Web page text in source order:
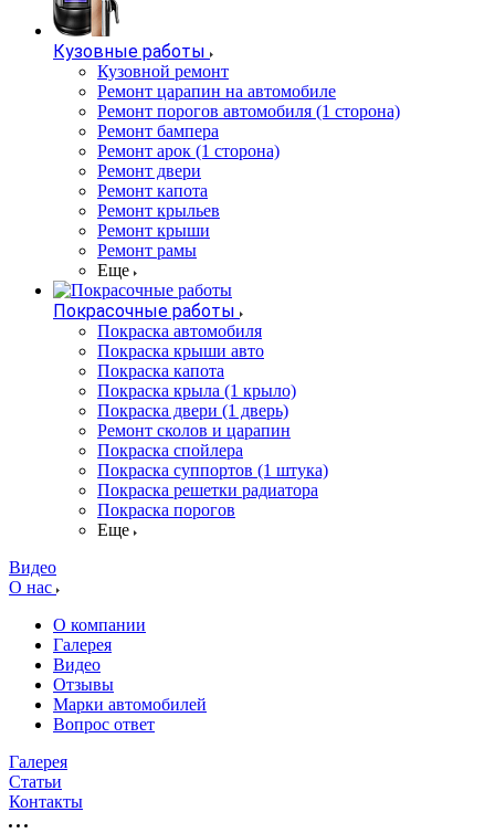
Кузовные работы
Кузовной ремонт
Ремонт царапин на автомобиле
Ремонт порогов автомобиля (1 сторона)
Ремонт бампера
Ремонт арок (1 сторона)
Ремонт двери
Ремонт капота
Ремонт крыльев
Ремонт крыши
Ремонт рамы
Еще
Покрасочные работы
Покраска автомобиля
Покраска крыши авто
Покраска капота
Покраска крыла (1 крыло)
Покраска двери (1 дверь)
Ремонт сколов и царапин
Покраска спойлера
Покраска суппортов (1 штука)
Покраска решетки радиатора
Покраска порогов
Еще
Видео
О нас
О компании
Галерея
Видео
Отзывы
Марки автомобилей
Вопрос ответ
Галерея
Статьи
Контакты